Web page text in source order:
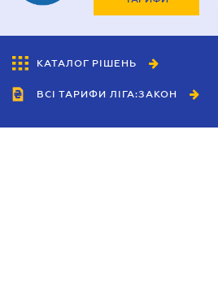
КАТАЛОГ РІШЕНЬ
ВСІ ТАРИФИ ЛІГА:ЗАКОН